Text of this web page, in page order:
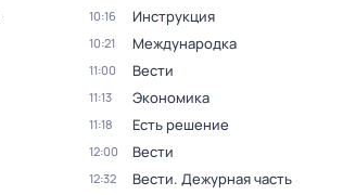
10:16 Инструкция
10:21 Международка
11:00 Вести
11:13 Экономика
11:18 Есть решение
12:00 Вести
12:32 Вести. Дежурная часть